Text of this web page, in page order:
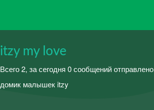
itzy my love
Всего 2, за сегодня 0 сообщений отправлено
домик малышек itzy